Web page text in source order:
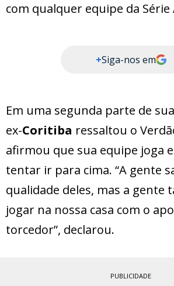
com qualquer equipe da Série
+Siga-nos em
Em uma segunda parte de
ex-Coritiba ressaltou o
afirmou que sua equipe joga
tentar ir para cima. “A gente
qualidade deles, mas a gente
jogar na nossa casa com o
torcedor”, declarou.
PUBLICIDADE